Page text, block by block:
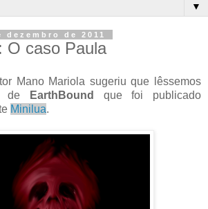
▼
de 2011
O caso Paula
Mano Mariola sugeriu que lêssemos
de EarthBound
que foi publicado
Minilua.